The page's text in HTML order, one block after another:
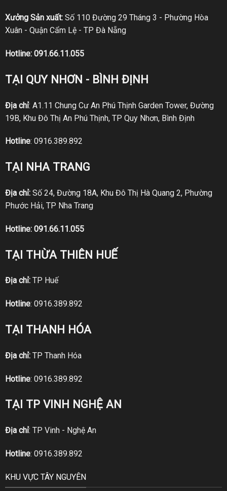
Xưởng Sản xuất:Số 110 Đường 29 Tháng 3 - Phường Hòa
Xuân - Quận Cẩm Lệ - TP Đà Nẵng
Hotline: 091.66.11.055
TẠI QUY NHƠN - BÌNH ĐỊNH
Địa chỉ: A1.11 Chung Cư An Phú Thịnh Garden Tower, Đường
19B, Khu Đô Thị An Phú Thịnh, TP Quy Nhơn, Bình Định
Hotline: 0916.389.892
TẠI NHA TRANG
Địa chỉ:Số 24, Đường 18A, Khu Đô Thị Hà Quang 2, Phường
Phước Hải, TP Nha Trang
Hotline: 091.66.11.055
TẠI THỪA THIÊN HUẾ
Địa chỉ:TP Huế
Hotline: 0916.389.892
TẠI THANH HÓA
Địa chỉ:TP Thanh Hóa
Hotline: 0916.389.892
TẠI TP VINH NGHỆ AN
Địa chỉ: TP Vinh - Nghệ An
Hotline: 0916.389.892
KHU VỰC TÂY NGUYÊN